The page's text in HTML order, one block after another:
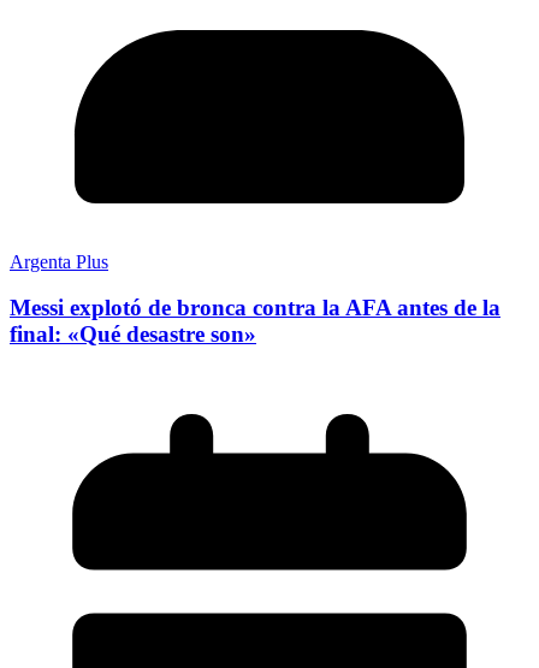
Argenta Plus
Messi explotó de bronca contra la AFA antes de la
final: «Qué desastre son»